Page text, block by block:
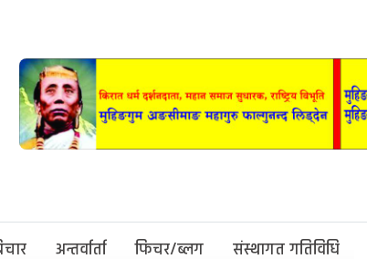
अन्तर्वार्ता फिचर/ब्लग संस्थागत गतिविधि